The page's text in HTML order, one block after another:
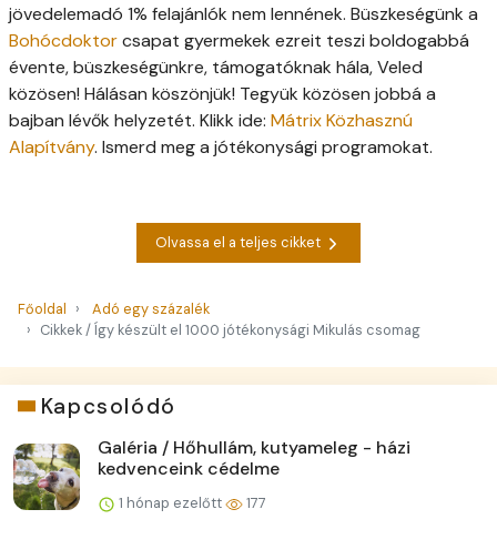
jövedelemadó 1% felajánlók nem lennének. Büszkeségünk a
Bohócdoktorcsapat gyermekek ezreit teszi boldogabbá
évente, büszkeségünkre, támogatóknak hála, Veled
közösen! Hálásan köszönjük! Tegyük közösen jobbá a
bajban lévők helyzetét. Klikk ide: Mátrix Közhasznú
Alapítvány. Ismerd meg a jótékonysági programokat.
Olvassa el a teljes cikket
Főoldal
Adó egy százalék
Cikkek / Így készült el 1000 jótékonysági Mikulás csomag
Kapcsolódó
Galéria / Hőhullám, kutyameleg - házi
kedvenceink cédelme
1 hónap ezelőtt 177